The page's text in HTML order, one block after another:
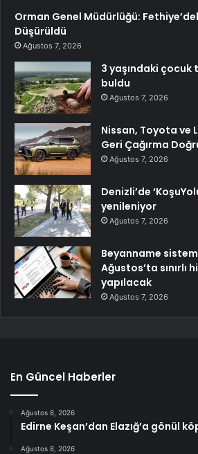
Orman Genel Müdürlüğü:
Düşürüldü
Ağustos 7, 2026
3 yaşındaki
buldu
Ağustos 7, 2026
Nissan, Toyota ve
Geri Çağırma
Ağustos 7, 2026
Denizli’de
yenileniyor
Ağustos 7, 2026
Beyanname
Ağustos’ta sınırlı
yapılacak
Ağustos 7, 2026
En Güncel Haberler
Ağustos 8, 2026
Edirne Keşan’dan Elazığ’a gönül
Ağustos 8, 2026